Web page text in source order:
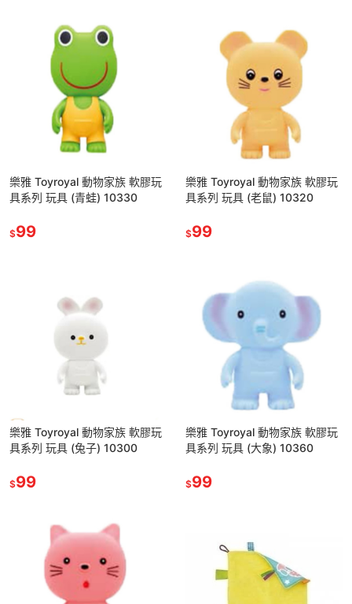
樂雅 Toyroyal 動物家族 軟膠玩
具系列 玩具 (青蛙) 10330
$99
樂雅 Toyroyal 動物家族 軟膠玩
具系列 玩具 (老鼠) 10320
$99
樂雅 Toyroyal 動物家族 軟膠玩
具系列 玩具 (兔子) 10300
$99
樂雅 Toyroyal 動物家族 軟膠玩
具系列 玩具 (大象) 10360
$99